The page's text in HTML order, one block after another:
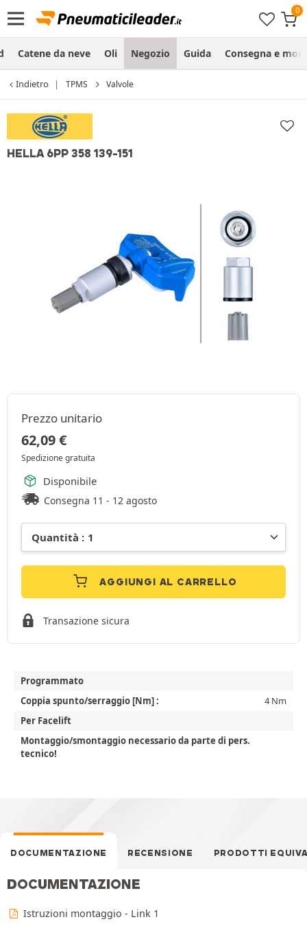
Catene da neve Oli Negozio Guida Consegna e
Indietro TPMS Valvole
HELLA 6PP 358 139-151
Prezzo unitario
62,09€
Spedizione gratuita
Disponibile
Consegna 11 - 12 agosto
AGGIUNGI AL CARRELLO
Transazione sicura
Programmato
Coppia spunto/serraggio [Nm] :
4 Nm
Per Facelift
Montaggio/smontaggio necessario da parte di pers.
tecnico!
DOCUMENTAZIONE RECENSIONE PRODOTTI
DOCUMENTAZIONE
Istruzioni montaggio - Link 1